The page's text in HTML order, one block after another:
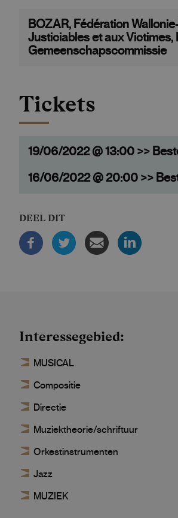
BOZAR, Fédération
Justiciables et aux Victimes,
Gemeenschapscommissie
Tickets
19/06/2022 @ 13:00 >>
16/06/2022 @ 20:00 >>
DEEL DIT
Interessegebied
MUSICAL
Compositie
Directie
Muziektheorie/schriftuur
Orkestinstrumenten
Jazz
MUZIEK